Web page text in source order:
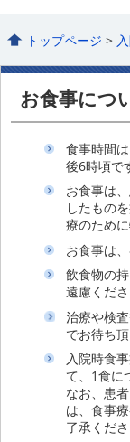
トップページ >
お食事につ
食事時間
後6時頃で
お食事は
したもの
療のため
お食事は
飲食物の
遠慮くださ
治療や検
でお待ち
入院時食
て、1食に
なお、患
は、食事
了承くださ